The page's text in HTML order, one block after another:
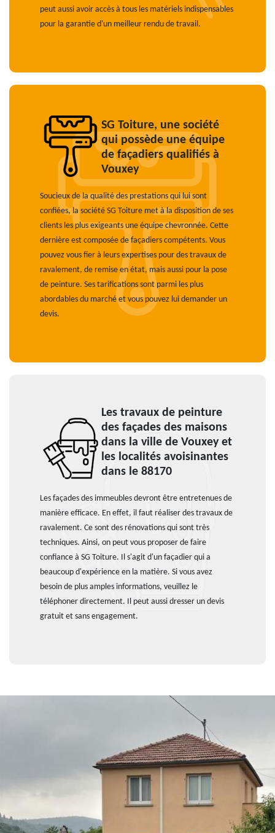
peut aussi avoir accès à tous les matériels indispensables
pour la garantie d'un meilleur rendu de travail.
SG Toiture, une société
qui possède une équipe
de façadiers qualifiés à
Vouxey
Soucieux de la qualité des prestations qui lui sont
confiées, la société SG Toiture met à la disposition de ses
clients les plus exigeants une équipe chevronnée. Cette
dernière est composée de façadiers compétents. Vous
pouvez vous fier à leurs expertises pour des travaux de
ravalement, de remise en état, mais aussi pour la pose
de peinture. Ses tarifications sont parmi les plus
abordables du marché et vous pouvez lui demander un
devis.
Les travaux de peinture
des façades des maisons
dans la ville de Vouxey et
les localités avoisinantes
dans le 88170
Les façades des immeubles devront être entretenues de
manière efficace. En effet, il faut réaliser des travaux de
ravalement. Ce sont des rénovations qui sont très
techniques. Ainsi, on peut vous proposer de faire
confiance à SG Toiture. Il s'agit d'un façadier qui a
beaucoup d'expérience en la matière. Si vous avez
besoin de plus amples informations, veuillez le
téléphoner directement. Il peut aussi dresser un devis
gratuit et sans engagement.